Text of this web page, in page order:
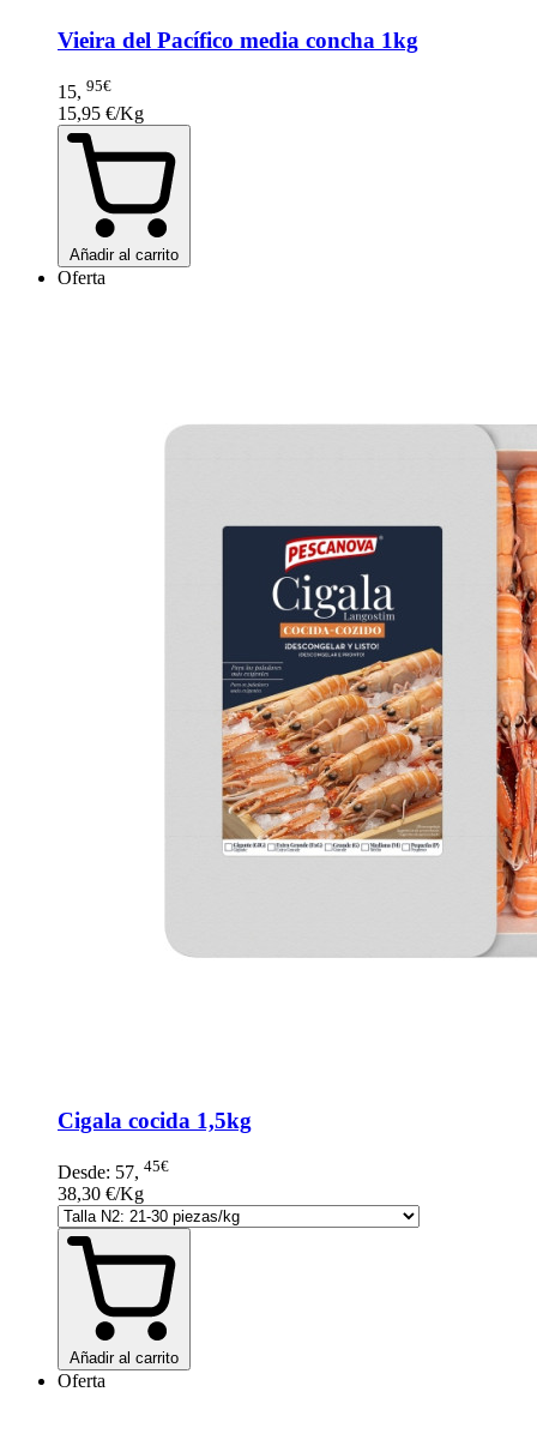
Vieira del Pacífico media concha 1kg
15, 95€
15,95 €/Kg
Añadir al carrito
Oferta
Cigala cocida 1,5kg
Desde: 57, 45€
38,30 €/Kg
Añadir al carrito
Oferta